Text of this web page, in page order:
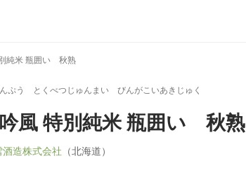
純米 瓶囲い 秋熟
ぷう とくべつじゅんまい びんがこいあきじゅく
風 特別純米 瓶囲い 秋熟
酒造株式会社 （北海道）